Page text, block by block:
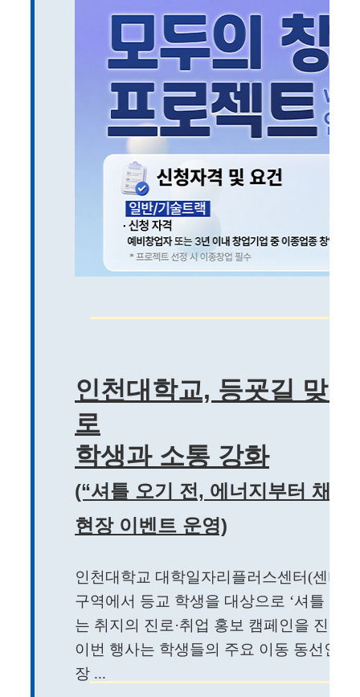
인천대학교, 등굣길 맞
로
학생과 소통 강화
(“셔틀 오기 전, 에너지부터 채
현장 이벤트 운영)
인천대학교 대학일자리플러스센터(센터
구역에서 등교 학생을 대상으로 ‘셔틀 오
는 취지의 진로·취업 홍보 캠페인을 진행
이번 행사는 학생들의 주요 이동 동선인
장 ...